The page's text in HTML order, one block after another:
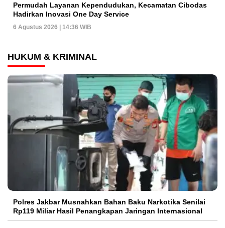
Permudah Layanan Kependudukan, Kecamatan Cibodas
Hadirkan Inovasi One Day Service
6 Agustus 2026 | 14:36 WIB
HUKUM & KRIMINAL
Polres Jakbar Musnahkan Bahan Baku Narkotika Senilai
Rp119 Miliar Hasil Penangkapan Jaringan Internasional